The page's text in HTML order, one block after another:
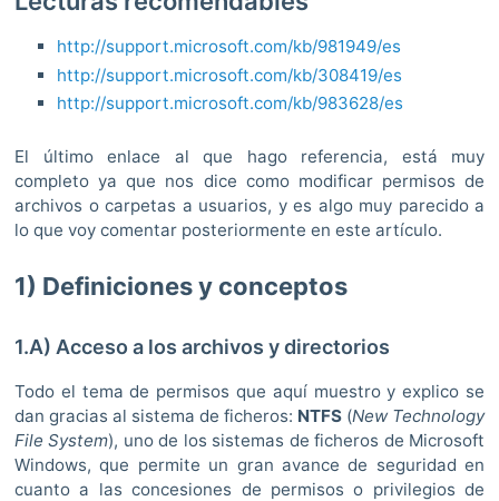
http://support.microsoft.com/kb/981949/es
http://support.microsoft.com/kb/308419/es
http://support.microsoft.com/kb/983628/es
El último enlace al que hago referencia, está muy
completo ya que nos dice como modificar permisos de
archivos o carpetas a usuarios, y es algo muy parecido a
lo que voy comentar posteriormente en este artículo.
1) Definiciones y conceptos
1.A) Acceso a los archivos y directorios
Todo el tema de permisos que aquí muestro y explico se
dan gracias al sistema de ficheros: NTFS (New Technology
File System), uno de los sistemas de ficheros de Microsoft
Windows, que permite un gran avance de seguridad en
cuanto a las concesiones de permisos o privilegios de